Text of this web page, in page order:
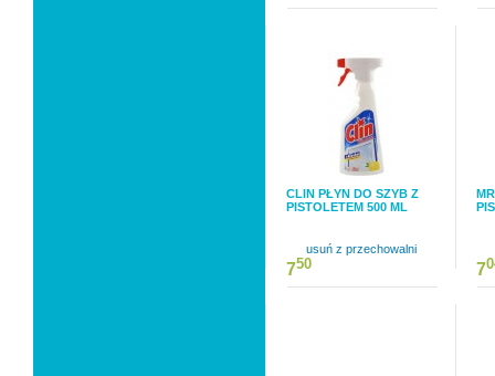
CLIN PŁYN DO SZYB Z
PISTOLETEM 500 ML
usuń z przechowalni
750 7